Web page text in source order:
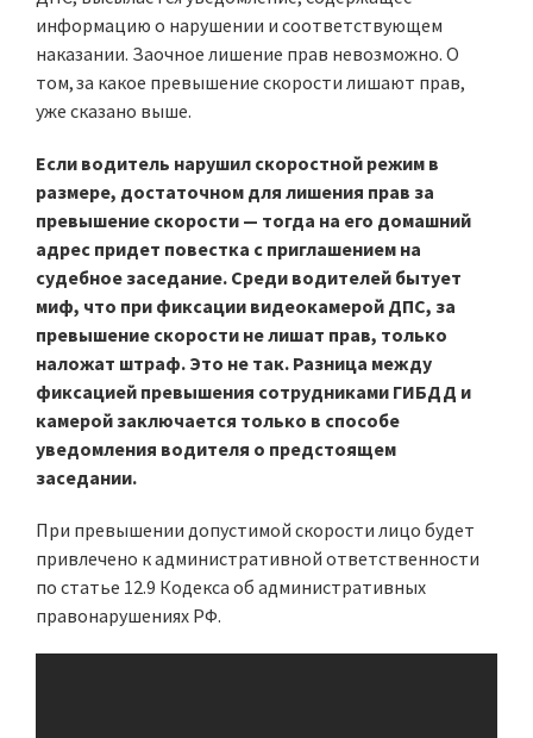
информацию о нарушении и соответствующем
наказании. Заочное лишение прав невозможно. О
том, за какое превышение скорости лишают прав,
уже сказано выше.
Если водитель нарушил скоростной режим в
размере, достаточном для лишения прав за
превышение скорости — тогда на его домашний
адрес придет повестка с приглашением на
судебное заседание. Среди водителей бытует
миф, что при фиксации видеокамерой ДПС, за
превышение скорости не лишат прав, только
наложат штраф. Это не так. Разница между
фиксацией превышения сотрудниками ГИБДД и
камерой заключается только в способе
уведомления водителя о предстоящем
заседании.
При превышении допустимой скорости лицо будет
привлечено к административной ответственности
по статье 12.9 Кодекса об административных
правонарушениях РФ.